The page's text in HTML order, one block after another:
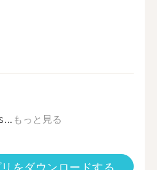
もっと見る
をダウンロードする